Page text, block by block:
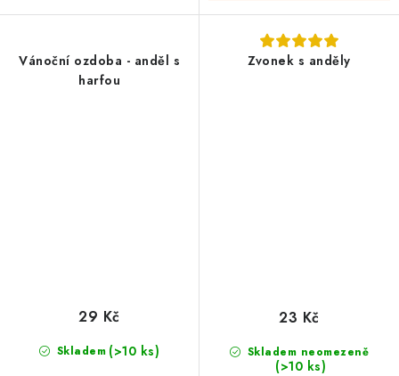
Vánoční ozdoba - anděl s
harfou
Skladem (>10 ks)
29 Kč
Zvonek s anděly
Skladem neomezeně
(>10 ks)
23 Kč